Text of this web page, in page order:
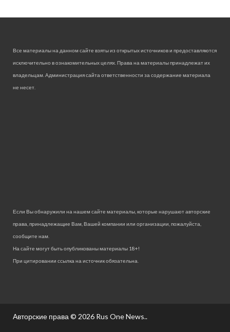
Все материалы на данном сайте взяты из открытых источников и предоставляются
исключительно в ознакомительных целях. Права на материалы принадлежат их
владельцам. Администрация сайта ответственности за содержание материала
не несет.
Если Вы обнаружили на нашем сайте материалы, которые нарушают авторские
права, принадлежащие Вам, Вашей компании или организации, пожалуйста,
сообщите нам.
На сайте могут быть опубликованы материалы 18+!
При цитировании ссылка на источник обязательна.
Авторские права © 2026 Rus One News..